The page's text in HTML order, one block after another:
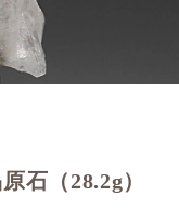
石（28.2g）